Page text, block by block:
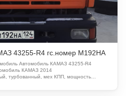
43255-R4 гс.номер М192НА
турбованный, мех КПП, мощность